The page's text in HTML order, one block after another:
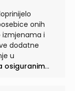
onih
izmjenama i
u
osiguranim